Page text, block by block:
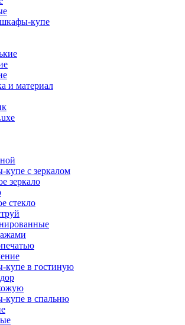
купе
и материал
с зеркалом
зеркало
стекло
в гостиную
в спальню